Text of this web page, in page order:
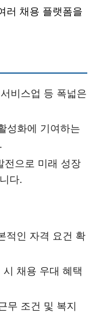
러 채용 플랫폼을
비스업 등 폭넓은
성화에 기여하는
전으로 미래 성장
다.
적인 자격 요건 확
채용 우대 혜택
무 조건 및 복지